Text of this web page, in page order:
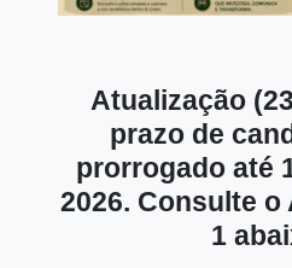
Atualização
prazo de
prorrogado até
2026. Consulte o
1